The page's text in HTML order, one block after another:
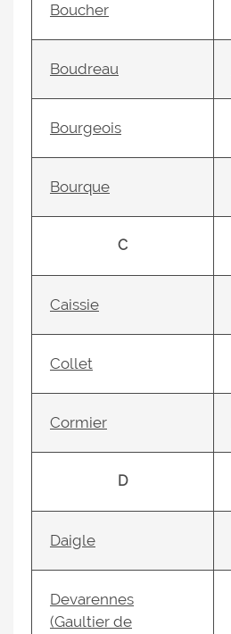
Boucher
Boudreau
Bourgeois
Bourque
C
Caissie
Collet
Cormier
D
Daigle
Devarennes
(Gaultier de